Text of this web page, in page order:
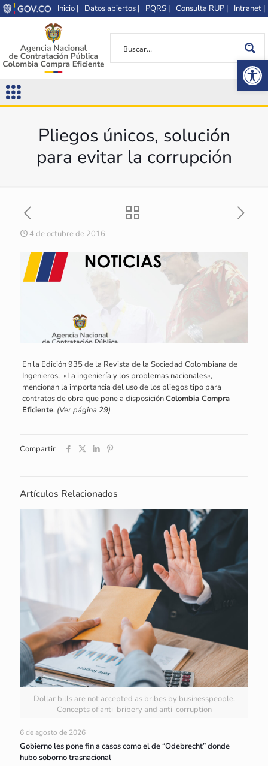
Inicio | Datos abiertos | PQRS | Consulta RUP | Intranet |
Pliegos únicos, solución
para evitar la corrupción
4 de octubre de 2016
En la Edición 935 de la Revista de la Sociedad Colombiana de
Ingenieros, «La ingeniería y los problemas nacionales»,
mencionan la importancia del uso de los pliegos tipo para
contratos de obra que pone a disposiciónColombia Compra
Eficiente. (Ver página 29)
Compartir
Artículos Relacionados
Dollar bills are not accepted as bribes by businesspeople.
Concepts of anti-bribery and anti-corruption
6 de agosto de 2026
Gobierno les pone fin a casos como el de “Odebrecht” donde
hubo soborno trasnacional